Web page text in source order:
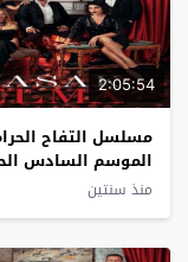
2:05:54
مسلسل التفاح
مترجم
منذ سنتين